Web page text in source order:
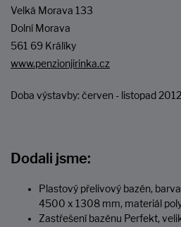
Velká Morava 133
Dolní Morava
561 69 Králíky
www.penzionjirinka.cz
Doba výstavby: červen - listopad
Dodali jsme:
Plastový přelivový bazén,
4500 x 1308 mm, materiál
Zastřešení bazénu Perfekt,